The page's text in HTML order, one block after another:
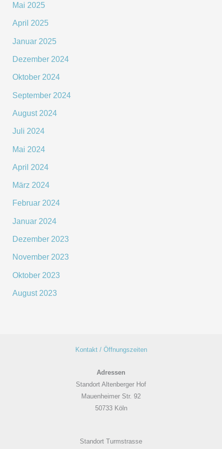
Mai 2025
April 2025
Januar 2025
Dezember 2024
Oktober 2024
September 2024
August 2024
Juli 2024
Mai 2024
April 2024
März 2024
Februar 2024
Januar 2024
Dezember 2023
November 2023
Oktober 2023
August 2023
Kontakt / Öffnungszeiten
Adressen
Standort Altenberger Hof
Mauenheimer Str. 92
50733 Köln
Standort Turmstrasse